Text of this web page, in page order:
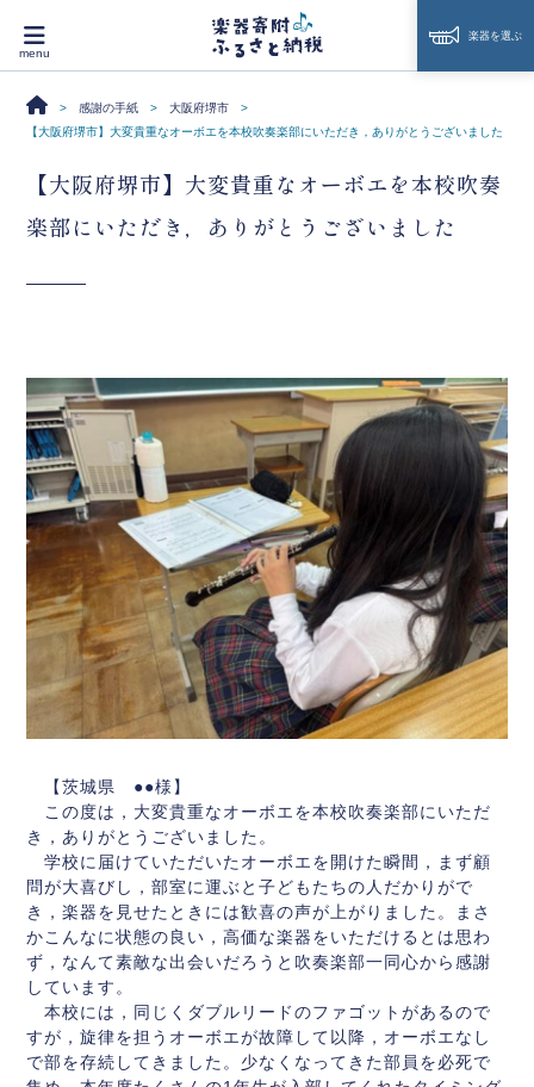
楽器を選ぶ
感謝の手紙
大阪府堺市
【大阪府堺市】大変貴重なオーボエを本校吹奏楽部にいただき，ありがとうございました
【大阪府堺市】大変貴重なオーボエを本校吹奏
楽部にいただき，ありがとうございました
【茨城県 ●●様】
この度は，大変貴重なオーボエを本校吹奏楽部にいただ
き，ありがとうございました。
学校に届けていただいたオーボエを開けた瞬間，まず顧
問が大喜びし，部室に運ぶと子どもたちの人だかりがで
き，楽器を見せたときには歓喜の声が上がりました。まさ
かこんなに状態の良い，高価な楽器をいただけるとは思わ
ず，なんて素敵な出会いだろうと吹奏楽部一同心から感謝
しています。
本校には，同じくダブルリードのファゴットがあるので
すが，旋律を担うオーボエが故障して以降，オーボエなし
で部を存続してきました。少なくなってきた部員を必死で